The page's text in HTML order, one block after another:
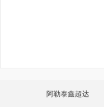
阿勒泰鑫超达